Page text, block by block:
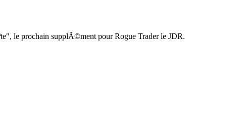
le prochain supplÃ©ment pour Rogue Trader le JDR.